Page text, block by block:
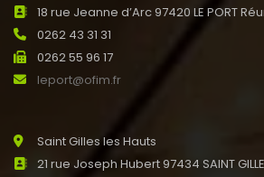
18 rue Jeanne d’Arc 97420 LE PORT
0262 43 31 31
0262 55 96 17
leport@ofim.fr
Saint Gilles les Hauts
21 rue Joseph Hubert 97434 SAINT